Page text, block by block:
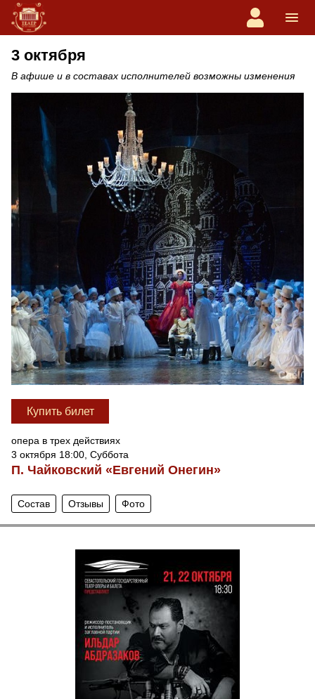
3 октября
В афише и в составах исполнителей возможны изменения
Купить билет
опера в трех действиях
3 октября 18:00, Суббота
П. Чайковский «Евгений Онегин»
Состав Отзывы Фото